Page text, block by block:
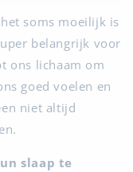
soms moeilijk is
belangrijk voor
ons lichaam om
goed voelen en
niet altijd
slaap te